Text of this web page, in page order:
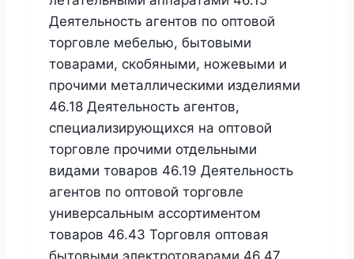
Деятельность агентов по оптовой
торговле мебелью, бытовыми
товарами, скобяными, ножевыми и
прочими металлическими изделиями
46.18 Деятельность агентов,
специализирующихся на оптовой
торговле прочими отдельными
видами товаров 46.19 Деятельность
агентов по оптовой торговле
универсальным ассортиментом
товаров 46.43 Торговля оптовая